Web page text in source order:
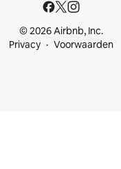
© 2026 Airbnb, Inc.
Privacy
Voorwaarden